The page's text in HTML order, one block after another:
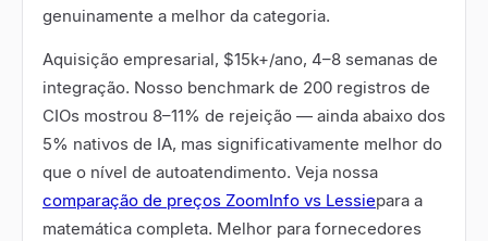
genuinamente a melhor da categoria.
Aquisição empresarial, $15k+/ano, 4–8 semanas de
integração. Nosso benchmark de 200 registros de
CIOs mostrou 8–11% de rejeição — ainda abaixo dos
5% nativos de IA, mas significativamente melhor do
que o nível de autoatendimento. Veja nossa
comparação de preços ZoomInfo vs Lessiepara a
matemática completa. Melhor para fornecedores